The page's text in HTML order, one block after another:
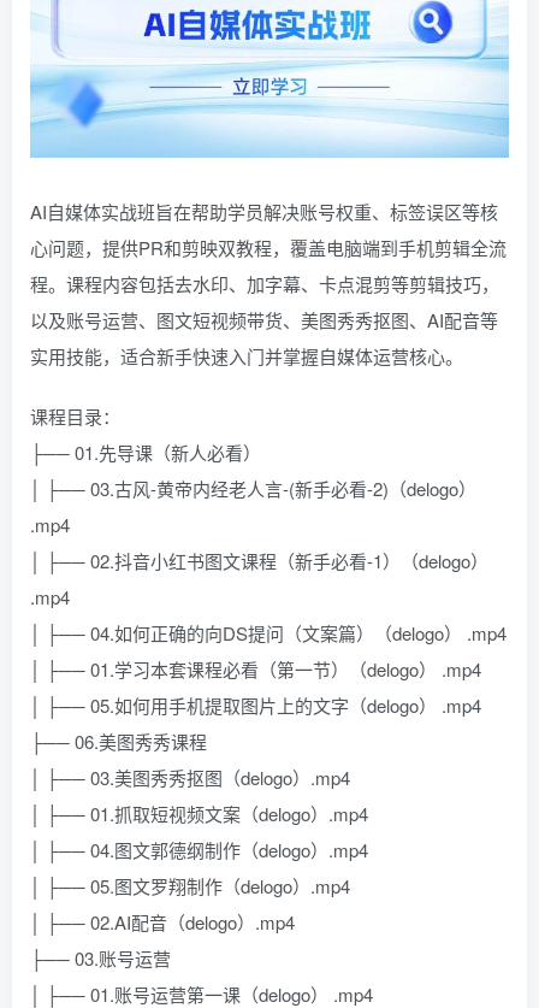
AI自媒体实战班旨在帮助学员解决账号权重、标签误区等核
心问题，提供PR和剪映双教程，覆盖电脑端到手机剪辑全流
程。课程内容包括去水印、加字幕、卡点混剪等剪辑技巧，
以及账号运营、图文短视频带货、美图秀秀抠图、AI配音等
实用技能，适合新手快速入门并掌握自媒体运营核心。
课程目录：
├── 01.先导课（新人必看）
│ ├── 03.古风-黄帝内经老人言-(新手必看-2)（delogo）
.mp4
│ ├── 02.抖音小红书图文课程（新手必看-1）（delogo）
.mp4
│ ├── 04.如何正确的向DS提问（文案篇）（delogo） .mp4
│ ├── 01.学习本套课程必看（第一节）（delogo） .mp4
│ ├── 05.如何用手机提取图片上的文字（delogo） .mp4
├── 06.美图秀秀课程
│ ├── 03.美图秀秀抠图（delogo）.mp4
│ ├── 01.抓取短视频文案（delogo）.mp4
│ ├── 04.图文郭德纲制作（delogo）.mp4
│ ├── 05.图文罗翔制作（delogo）.mp4
│ ├── 02.AI配音（delogo）.mp4
├── 03.账号运营
│ ├── 01.账号运营第一课（delogo） .mp4